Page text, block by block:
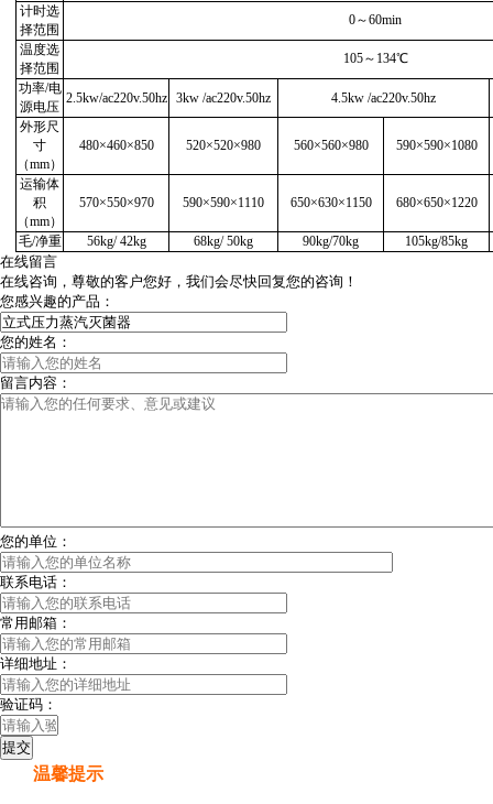
计时选
择范围
0～60min
温度选
择范围
105～ 134℃
功率/电
源电压
2.5kw/ac220v.50hz 3kw /ac220v.50hz
4.5kw /ac220v.50hz
外形尺
寸
（mm）
480×460×850 520×520×980 560×560×980 590×590×1080
运输体
积
（mm）
570×550×970 590×590×1110 650×630×1150 680×650×1220
毛/净重 56kg/ 42kg 68kg/ 50kg 90kg/70kg 105kg/85kg
在线留言
在线咨询，尊敬的客户您好，我们会尽快回复您的咨询！
您感兴趣的产品：
您的姓名：
留言内容：
您的单位：
联系电话：
常用邮箱：
详细地址：
验证码：
温馨提示